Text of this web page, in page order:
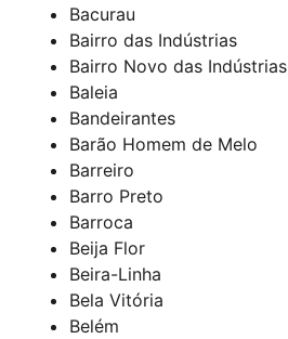
Bacurau
Bairro das Indústrias
Bairro Novo das Indústrias
Baleia
Bandeirantes
Barão Homem de Melo
Barreiro
Barro Preto
Barroca
Beija Flor
Beira-Linha
Bela Vitória
Belém